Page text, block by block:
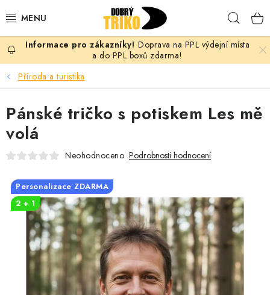
na
PRO ŽENY
PRO MUŽE
PRO DĚTI
PRO PÁRY
VLASTNÍ MOTIV
TRIČKA
MIKINY
Doprava na PPL výdejní místa
a do PPL boxů zdarma!
Příroda a turistika
Pánské tričko s potiskem Les mě
volá
Neohodnoceno Podrobnosti hodnocení
Personalizace ZDARMA
2 + 1